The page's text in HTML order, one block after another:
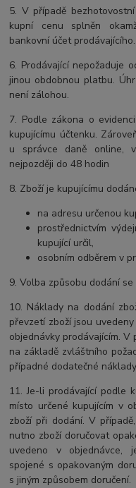
5. V případě
kupní cenu splněn
bankovní účet prodávajícího.
6. Prodávající nepožaduje
jinou obdobnou platbu.
není zálohou.
7. Podle zákona o
kupujícímu účtenku.
u správce daně online,
nejpozději do 48 hodin
8. Zboží je kupujícímu
na adresu určenou
prostřednictvím
kupující určil,
osobním odběrem v
9. Volba způsobu dodání
10. Náklady na dodání
převzetí zboží jsou
objednávky prodávajícím. V
na základě zvláštního
případné dodatečné
11. Je-li prodávající podle
místo určené kupujícím v
zboží při dodání. V
nutno zboží doručovat
uvedeno v objednávce,
spojené s opakovaným
s jiným způsobem doručení.